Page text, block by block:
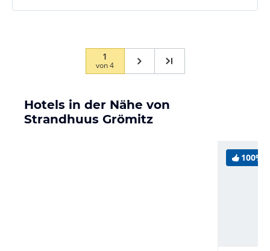
1
von4
Hotels in der Nähe von
Strandhuus Grömitz
100%